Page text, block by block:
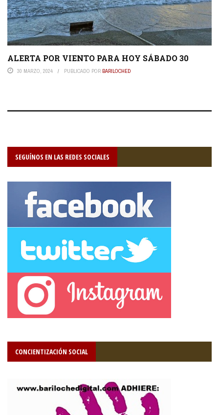
ALERTA POR VIENTO PARA HOY SÁBADO 30
30 MARZO, 2024 PUBLICADO POR BARILOCHED
SEGUÍNOS EN LAS REDES SOCIALES
CONCIENTIZACIÓN SOCIAL